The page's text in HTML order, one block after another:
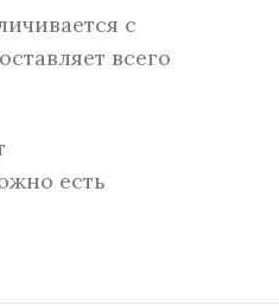
с
всего
есть